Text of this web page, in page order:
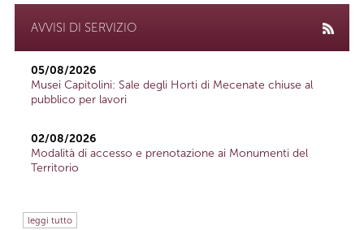
AVVISI DI SERVIZIO
05/08/2026
Musei Capitolini: Sale degli Horti di Mecenate chiuse al
pubblico per lavori
02/08/2026
Modalità di accesso e prenotazione ai Monumenti del
Territorio
leggi tutto